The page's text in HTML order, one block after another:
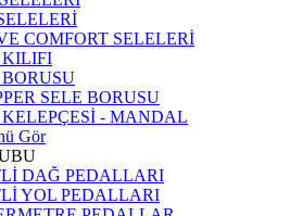
COMFORT SELELERİ
KILIFI
SELE BORUSU
KELEPÇESİ - MANDAL
Gör
DAĞ PEDALLARI
YOL PEDALLARI